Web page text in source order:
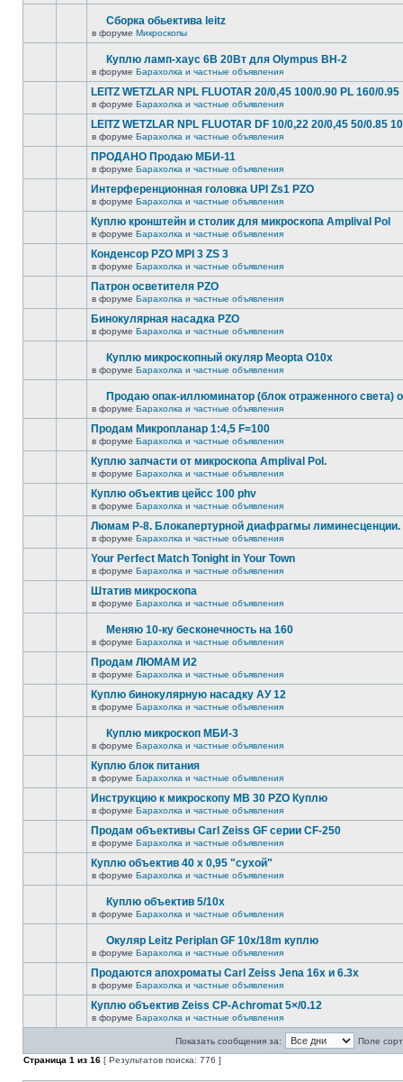
Сборка обьектива leitz
в форуме Микроскопы
Куплю ламп-хаус 6В 20Вт для Olympus BH-2
в форуме Барахолка и частные объявления
LEITZ WETZLAR NPL FLUOTAR 20/0,45 100/0.90 PL 160/0.95
в форуме Барахолка и частные объявления
LEITZ WETZLAR NPL FLUOTAR DF 10/0,22 20/0,45 50/0.85
в форуме Барахолка и частные объявления
ПРОДАНО Продаю МБИ-11
в форуме Барахолка и частные объявления
Интерференционная головка UPI Zs1 PZO
в форуме Барахолка и частные объявления
Куплю кронштейн и столик для микроскопа Amplival Pol
в форуме Барахолка и частные объявления
Конденсор PZO MPI 3 ZS 3
в форуме Барахолка и частные объявления
Патрон осветителя PZO
в форуме Барахолка и частные объявления
Бинокулярная насадка PZO
в форуме Барахолка и частные объявления
Куплю микроскопный окуляр Meopta O10x
в форуме Барахолка и частные объявления
Продаю опак-иллюминатор (блок отраженного света)
в форуме Барахолка и частные объявления
Продам Микропланар 1:4,5 F=100
в форуме Барахолка и частные объявления
Куплю запчасти от микроскопа Amplival Pol.
в форуме Барахолка и частные объявления
Куплю объектив цейсс 100 phv
в форуме Барахолка и частные объявления
Люмам Р-8. Блокапертурной диафрагмы
в форуме Барахолка и частные объявления
Your Perfect Match Tonight in Your Town
в форуме Барахолка и частные объявления
Штатив микроскопа
в форуме Барахолка и частные объявления
Меняю 10-ку бесконечность на 160
в форуме Барахолка и частные объявления
Продам ЛЮМАМ И2
в форуме Барахолка и частные объявления
Куплю бинокулярную насадку АУ 12
в форуме Барахолка и частные объявления
Куплю микроскоп МБИ-3
в форуме Барахолка и частные объявления
Куплю блок питания
в форуме Барахолка и частные объявления
Инструкцию к микроскопу MB 30 PZO Куплю
в форуме Барахолка и частные объявления
Продам объективы Carl Zeiss GF серии CF-250
в форуме Барахолка и частные объявления
Куплю объектив 40 х 0,95 "сухой"
в форуме Барахолка и частные объявления
Куплю объектив 5/10х
в форуме Барахолка и частные объявления
Окуляр Leitz Periplan GF 10x/18m куплю
в форуме Барахолка и частные объявления
Продаются апохроматы Carl Zeiss Jena 16x и 6.3x
в форуме Барахолка и частные объявления
Куплю объектив Zeiss CP-Achromat 5×/0.12
в форуме Барахолка и частные объявления
Показать сообщения за:
Поле
Страница 1 из 16 [ Результатов поиска: 776 ]